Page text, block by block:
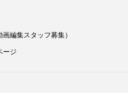
編集スタッフ募集）
ージ